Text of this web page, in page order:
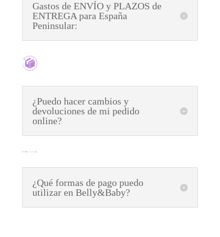
Gastos de ENVÍO y PLAZOS de
ENTREGA para España
Peninsular:
¿Puedo hacer cambios y
devoluciones de mi pedido
online?
¿Qué formas de pago puedo
utilizar en Belly&Baby?